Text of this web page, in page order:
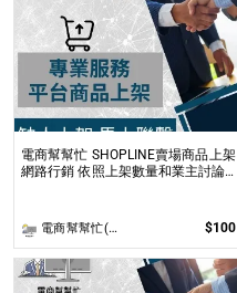
電商幫幫忙 SHOPLINE賣場商品上架
網路行銷 依照上架數量和業主討論
電商幫幫忙(電商平台代營運/電商上架/運營策略/網路行銷) $100